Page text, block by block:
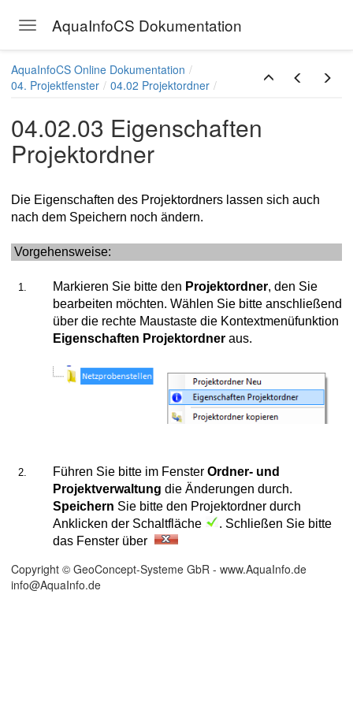
Toggle navigation
AquaInfoCS Dokumentation
AquaInfoCS Online Dokumentation
04. Projektfenster
04.02 Projektordner
04.02.03 Eigenschaften
Projektordner
Die Eigenschaften des Projektordners lassen sich auch
nach dem Speichern noch ändern.
Vorgehensweise:
Markieren Sie bitte den Projektordner, den Sie
bearbeiten möchten. Wählen Sie bitte anschließend
über die rechte Maustaste die Kontextmenüfunktion
Eigenschaften Projektordner aus.
Führen Sie bitte im Fenster Ordner- und
Projektverwaltung die Änderungen durch.
Speichern Sie bitte den Projektordner durch
Anklicken der Schaltfläche
. Schließen Sie bitte
das Fenster über
Copyright © GeoConcept-Systeme GbR - www.AquaInfo.de
info@AquaInfo.de